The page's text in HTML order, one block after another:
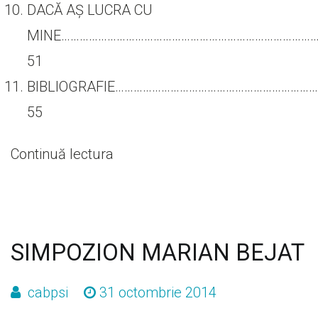
DACĂ AȘ LUCRA CU
51
55
Continuă lectura
ORGANIZAŢIILOR”
SIMPOZION MARIAN BEJAT
cabpsi 31 octombrie 2014